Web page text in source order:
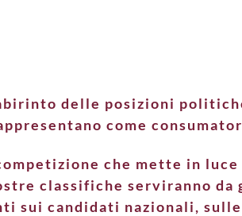
delle posizioni
come
competizione che mette in
classifiche serviranno da
sui candidati nazionali,